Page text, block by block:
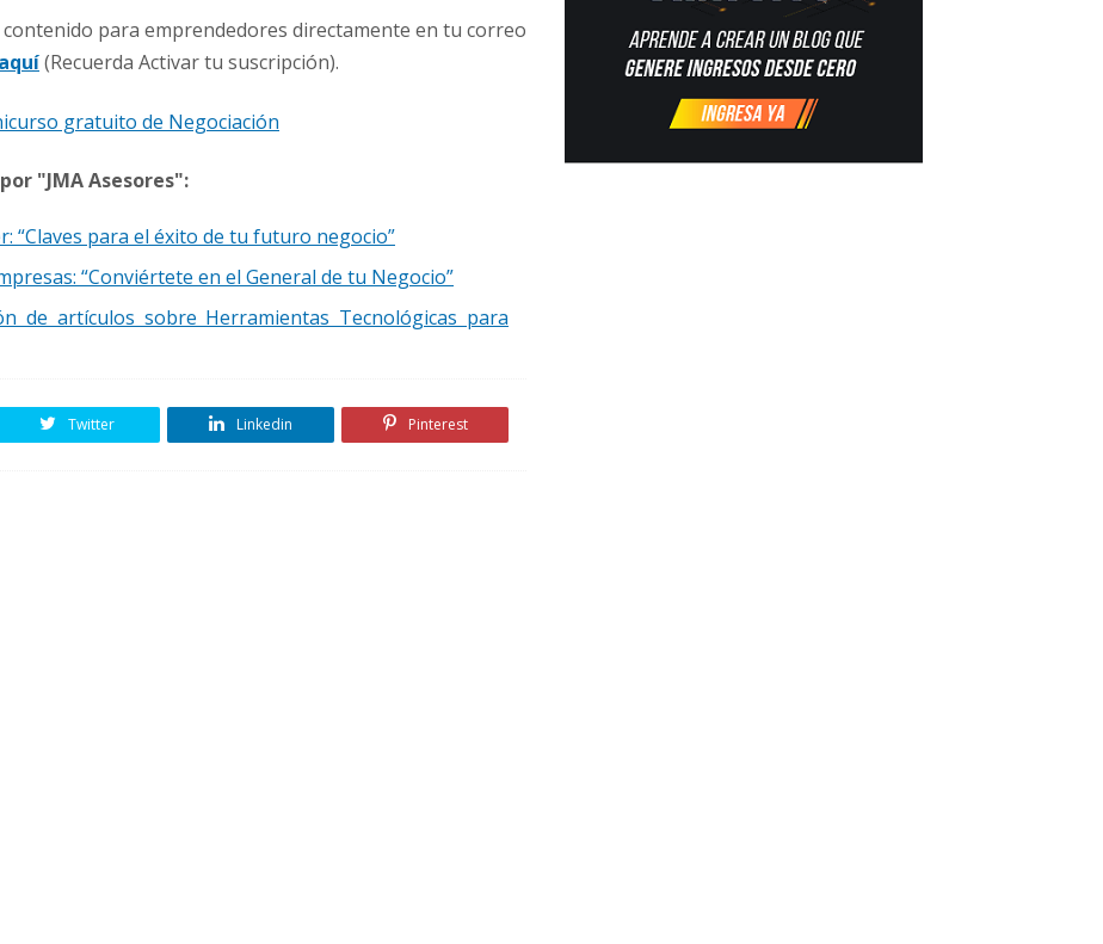
para emprendedores directamente en tu correo
(Recuerda Activar tu suscripción).
gratuito de Negociación
"JMA Asesores":
“Claves para el éxito de tu futuro negocio”
“Conviértete en el General de tu Negocio”
de artículos sobre Herramientas Tecnológicas para
Twitter Linkedin Pinterest